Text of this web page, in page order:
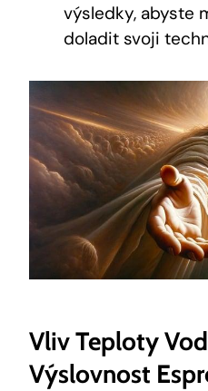
výsledky, abyste
doladit svoji
Vliv Teploty
Výslovnost